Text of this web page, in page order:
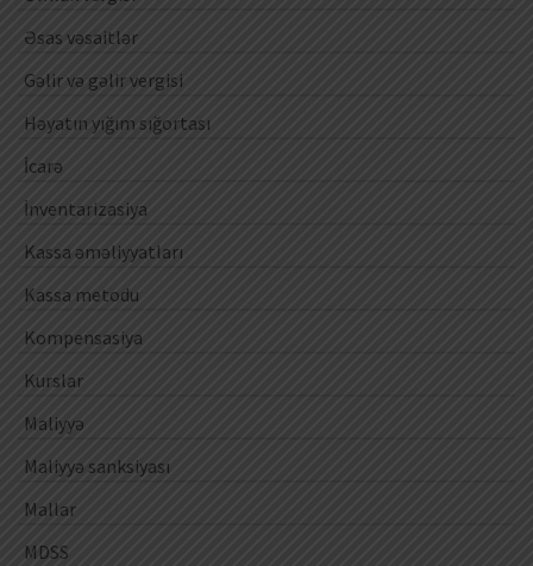
Əsas vəsaitlər
Gəlir və gəlir vergisi
Həyatın yığım sığortası
İcarə
İnventarizasiya
Kassa əməliyyatları
Kassa metodu
Kompensasiya
Kurslar
Maliyyə
Maliyyə sanksiyası
Mallar
MDSS